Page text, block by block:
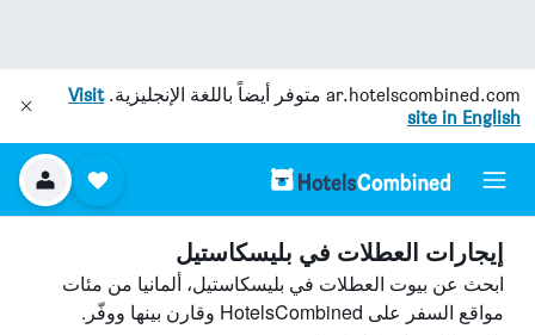
ar.hotelscombined.com متوفر أيضاً باللغة الإنجليزية.Visit
site in English
إيجارات العطلات في بليسكاستيل
ابحث عن بيوت العطلات في بليسكاستيل، ألمانيا من مئات
مواقع السفر على HotelsCombined وقارن بينها ووفّر.